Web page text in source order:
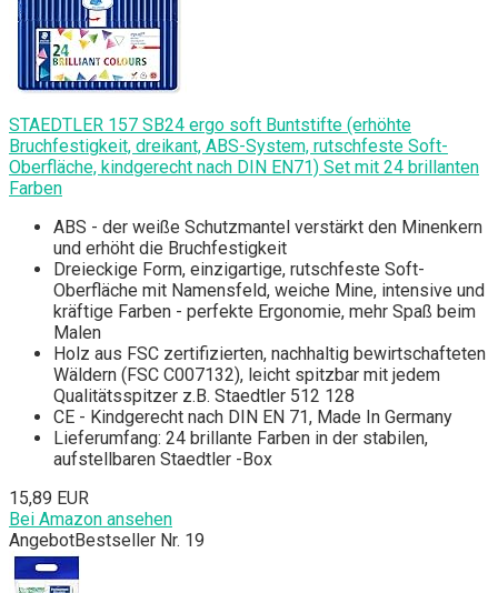
STAEDTLER 157 SB24 ergo soft Buntstifte (erhöhte
Bruchfestigkeit, dreikant, ABS-System, rutschfeste Soft-
Oberfläche, kindgerecht nach DIN EN71) Set mit 24 brillanten
Farben
ABS - der weiße Schutzmantel verstärkt den Minenkern
und erhöht die Bruchfestigkeit
Dreieckige Form, einzigartige, rutschfeste Soft-
Oberfläche mit Namensfeld, weiche Mine, intensive und
kräftige Farben - perfekte Ergonomie, mehr Spaß beim
Malen
Holz aus FSC zertifizierten, nachhaltig bewirtschafteten
Wäldern (FSC C007132), leicht spitzbar mit jedem
Qualitätsspitzer z.B. Staedtler 512 128
CE - Kindgerecht nach DIN EN 71, Made In Germany
Lieferumfang: 24 brillante Farben in der stabilen,
aufstellbaren Staedtler -Box
15,89 EUR
Bei Amazon ansehen
AngebotBestseller Nr. 19